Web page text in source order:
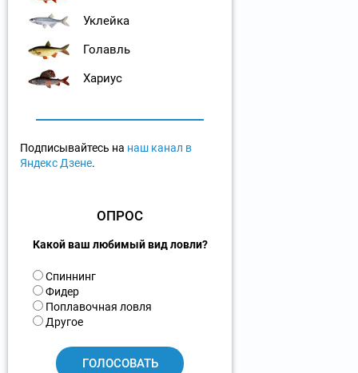
Уклейка
Голавль
Хариус
Подписывайтесь на наш канал в
Яндекс Дзене.
ОПРОС
Какой ваш любимый вид ловли?
В
а
р
и
Спиннинг
Фидер
Поплавочная ловля
Другое